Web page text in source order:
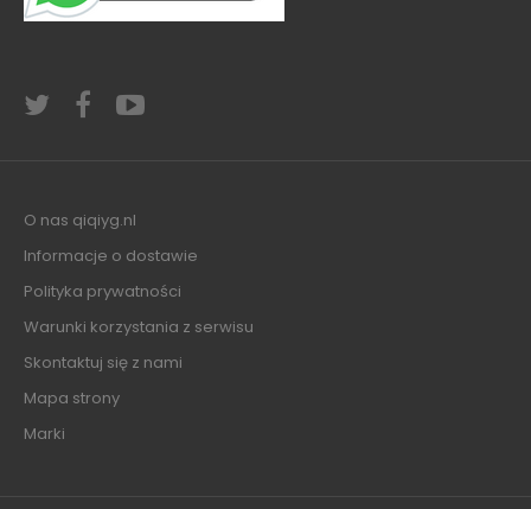
O nas qiqiyg.nl
Informacje o dostawie
Polityka prywatności
Warunki korzystania z serwisu
Skontaktuj się z nami
Mapa strony
Marki